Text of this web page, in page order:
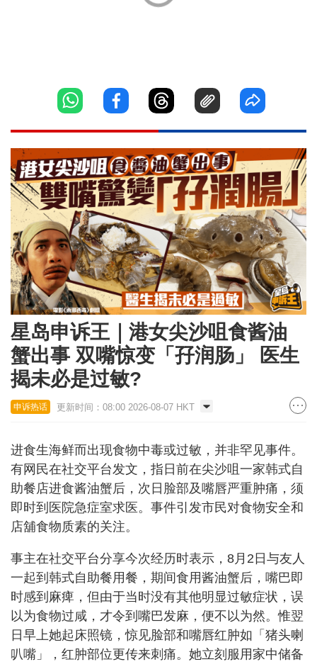
星岛申诉王｜港女尖沙咀食酱油
蟹出事 双嘴惊变「孖润肠」 医生
揭未必是过敏?
申诉热话 更新时间：08:00 2026-08-07 HKT
进食生海鲜而出现食物中毒或过敏，并非罕见事件。
有网民在社交平台发文，指日前在尖沙咀一家韩式自
助餐店进食酱油蟹后，次日脸部及嘴唇严重肿痛，须
即时到医院急症室求医。事件引发市民对食物安全和
店舖食物质素的关注。
事主在社交平台分享今次经历时表示，8月2日与友人
一起到韩式自助餐用餐，期间食用酱油蟹后，嘴巴即
时感到麻痺，但由于当时没有其他明显过敏症状，误
以为食物过咸，才令到嘴巴发麻，便不以为然。惟翌
日早上她起床照镜，惊见脸部和嘴唇红肿如「猪头喇
叭嘴」，红肿部位更传来刺痛。她立刻服用家中储备